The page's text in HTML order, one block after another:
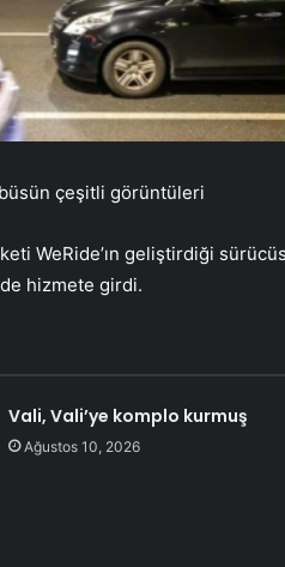
çeşitli görüntüleri
WeRide’ın geliştirdiği
hizmete girdi.
Vali, Vali’ye komplo kurmuş
Ağustos 10, 2026